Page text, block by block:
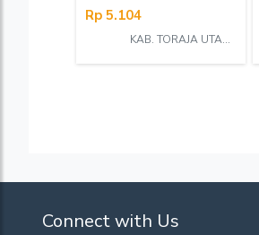
Rp 5.104
KAB. TORAJA UTARA
Connect with Us